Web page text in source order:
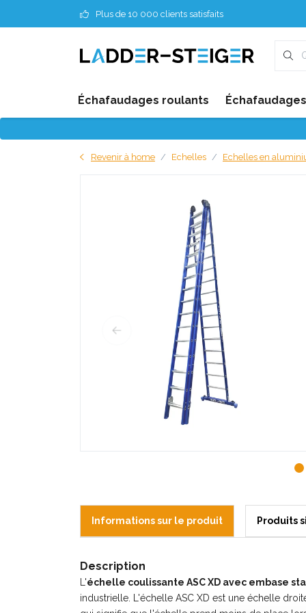
Plus de 10 000 clients satisfaits
Échafaudages roulants
Revenir à home Echelles Echelles en
Informations sur le produit Produits
Description
L'échelle coulissante ASC XD avec embase
industrielle. L'échelle ASC XD est une échelle